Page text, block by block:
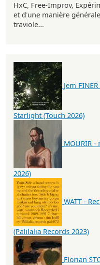
HxC, Free-Improv,
et d'une manière
traviole...
Jem
Starlight (Touch 2026)
MOURIR
2026)
WATT -
(Palilalia Records 2023)
Florian